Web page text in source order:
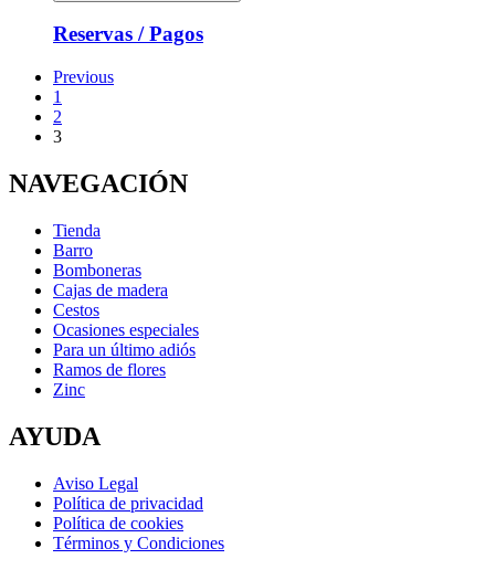
Reservas / Pagos
Previous
1
2
3
NAVEGACIÓN
Tienda
Barro
Bomboneras
Cajas de madera
Cestos
Ocasiones especiales
Para un último adiós
Ramos de flores
Zinc
AYUDA
Aviso Legal
Política de privacidad
Política de cookies
Términos y Condiciones